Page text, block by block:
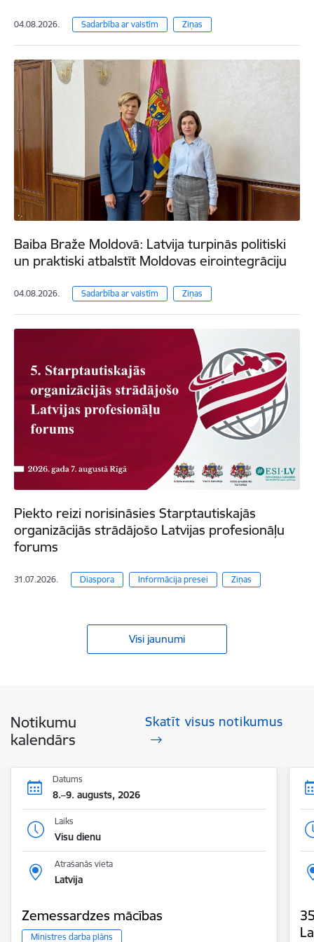
04.08.2026. Sadarbība ar valstīm Ziņas
Baiba Braže Moldovā: Latvija turpinās politiski
un praktiski atbalstīt Moldovas eirointegrāciju
04.08.2026. Sadarbība ar valstīm Ziņas
Piekto reizi norisināsies Starptautiskajās
organizācijās strādājošo Latvijas profesionāļu
forums
31.07.2026. Diaspora Informācija presei Ziņas
Visi jaunumi
Notikumu
kalendārs
Skatīt visus notikumus
Datums
8.–9. augusts, 2026
Laiks
Visu dienu
Atrašanās vieta
Latvija
Zemessardzes mācības
Ministres darba plāns